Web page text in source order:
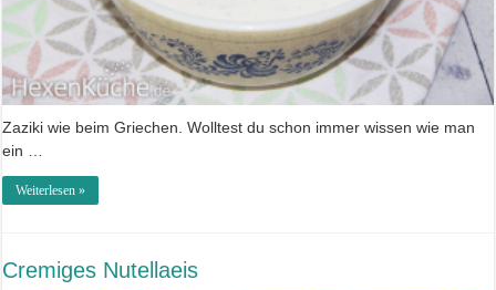
Zaziki wie beim Griechen. Wolltest du schon immer wissen wie man
ein …
Weiterlesen »
Cremiges Nutellaeis